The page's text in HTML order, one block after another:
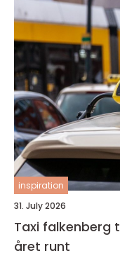
inspiration
31. July 2026
Taxi falkenberg trygg transport längs kusten
året runt